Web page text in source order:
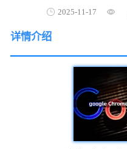
2025-11-17
详情介绍